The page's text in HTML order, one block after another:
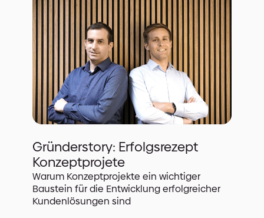
Gründerstory: Erfolgsrezept
Konzeptprojete
Warum Konzeptprojekte ein wichtiger
Baustein für die Entwicklung erfolgreicher
Kundenlösungen sind